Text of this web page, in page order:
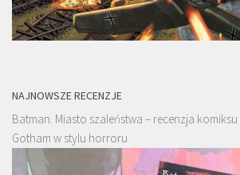
NAJNOWSZE RECENZJE
Batman. Miasto szaleństwa – recenzja komiksu
Gotham w stylu horroru